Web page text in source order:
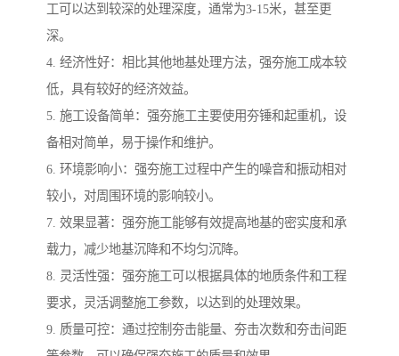
工可以达到较深的处理深度，通常为3-15米，甚至更
深。
4. 经济性好：相比其他地基处理方法，强夯施工成本较
低，具有较好的经济效益。
5. 施工设备简单：强夯施工主要使用夯锤和起重机，设
备相对简单，易于操作和维护。
6. 环境影响小：强夯施工过程中产生的噪音和振动相对
较小，对周围环境的影响较小。
7. 效果显著：强夯施工能够有效提高地基的密实度和承
载力，减少地基沉降和不均匀沉降。
8. 灵活性强：强夯施工可以根据具体的地质条件和工程
要求，灵活调整施工参数，以达到的处理效果。
9. 质量可控：通过控制夯击能量、夯击次数和夯击间距